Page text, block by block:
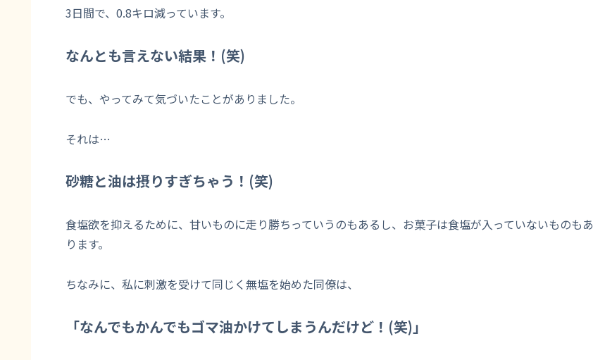
3日間で、0.8キロ減っています。
なんとも言えない結果！(笑)
でも、やってみて気づいたことがありました。
それは…
砂糖と油は摂りすぎちゃう！(笑)
食塩欲を抑えるために、甘いものに走り勝ちっていうのもあるし、お菓子は食塩が入っていないものもあ
ります。
ちなみに、私に刺激を受けて同じく無塩を始めた同僚は、
「なんでもかんでもゴマ油かけてしまうんだけど！(笑)」